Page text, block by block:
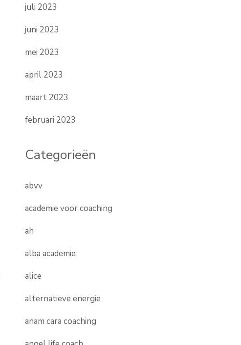
juli 2023
juni 2023
mei 2023
april 2023
maart 2023
februari 2023
Categorieën
abvv
academie voor coaching
ah
alba academie
alice
alternatieve energie
anam cara coaching